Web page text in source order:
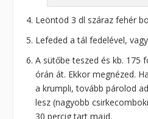
Leöntöd 3 dl száraz fehér
Lefeded a tál fedelével,
A sütőbe teszed és kb. 175
órán át. Ekkor megnézed.
a krumpli, tovább párolod
lesz (nagyobb
30 percig tart majd.